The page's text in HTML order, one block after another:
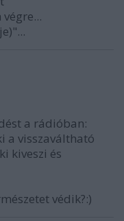
a rádióban:
a visszaváltható
kiveszi és
védik?:)